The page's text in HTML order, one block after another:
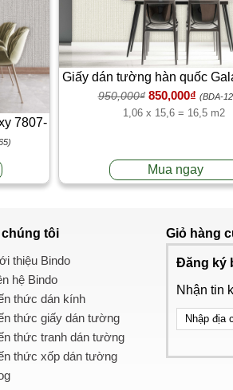
7807-
Giấy dán tường hàn quốc
3
950,000₫ 850,000₫ (BDA-
1,06 x 15,6 = 16,5 m2
Mua ngay
chúng tôi
thiệu Bindo
hệ Bindo
thức dán kính
thức giấy dán tường
thức tranh dán tường
thức xốp dán tường
Giỏ hàng
Đăng ký
Nhận tin